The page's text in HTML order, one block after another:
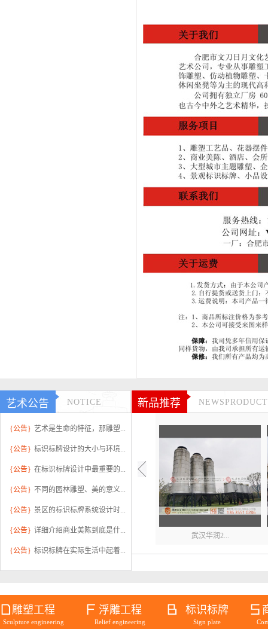
艺术公告 NOTICE
{公告} 艺术是生命的特征，那雕塑...
{公告} 标识标牌设计的大小与环境...
{公告} 在标识标牌设计中最重要的...
{公告} 不同的园林雕塑、美的意义...
{公告} 景区的标识标牌系统设计时...
{公告} 详细介绍商业美陈到底是什...
{公告} 标识标牌在实际生活中起着...
新品推荐 NEWSPRODUCT
武汉华润2...
雕塑工程
Sculpture engineering
浮雕工程
Relief engineering
标识标牌
Sign plate